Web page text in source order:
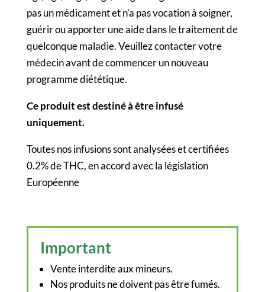
pas un médicament et n’a pas vocation à soigner,
guérir ou apporter une aide dans le traitement de
quelconque maladie. Veuillez contacter votre
médecin avant de commencer un nouveau
programme diététique.
Ce produit est destiné à être infusé
uniquement.
Toutes nos infusions sont analysées et certifiées
0.2% de THC, en accord avec la législation
Européenne
Important
Vente interdite aux mineurs.
Nos produits ne doivent pas être fumés.